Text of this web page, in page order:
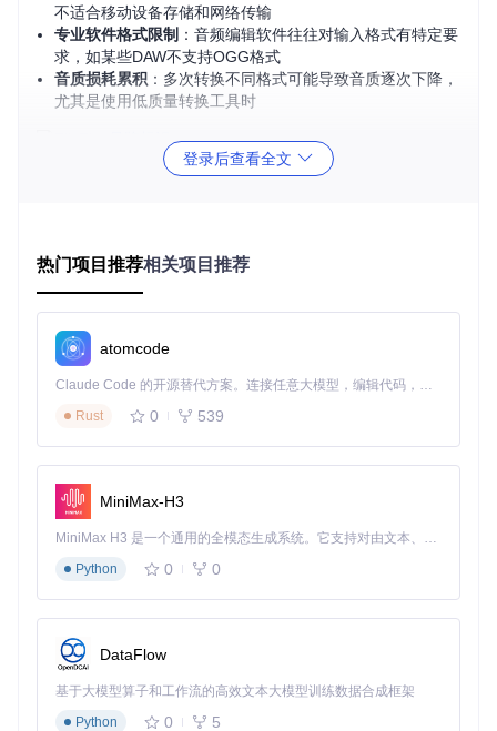
不适合移动设备存储和网络传输
专业软件格式限制 ：音频编辑软件往往对输入格式有特定要
求，如某些DAW不支持OGG格式
音质损耗累积 ：多次转换不同格式可能导致音质逐次下降，
尤其是使用低质量转换工具时
FlicFlac品牌标识，蓝色圆形背景上的白色手写体"f"字母，象
格式支持矩阵
工具支持WAV、FLAC、MP3、OGG、APE、M4A和AAC七种
exe等）实现直接转换。转换逻辑采用智能路径选择：
    A[源文件] -->|分析格式| B{格式类型}
    B -->|WAV/FLAC/MP3| C[直接转换]
    B -->|其他格式| D[WAV中间格式]
轻量级架构设计
整个工具包体积仅2MB，无需安装即可运行，核心组件包括：
编码器集合：独立的命令行工具处理不同格式编码
配置文件（FlicFlac.ini）：存储用户偏好设置
登录后查看全文
热门项目推荐相关项目推荐
atomcode
Claude Code 的开源替代方案。连接任意大模型，编辑代码，运行命令，自动验证 — 全自动执行。用 Rust 构建，极致性能。 ｜ An open-source alternative to Claude Code. Connect any LLM, edit code, run commands, and verify changes — autonomously. Built in Rust for speed. Get Started
Rust
0 539
MiniMax-H3
MiniMax H3 是一个通用的全模态生成系统。它支持对由文本、图像、视频和音频组成的多模态上下文进行统一理解，并能生成分辨率高达 2K、时长可达 15 秒的带原生立体声音频的视频。得益于面向任务泛化的系统设计，H3 在预训练阶段就已具备广泛的多模态上下文理解与生成能力，能够出色地执行复杂的多模态指令。
Python
0 0
DataFlow
基于大模型算子和工作流的高效文本大模型训练数据合成框架
Python
0 5